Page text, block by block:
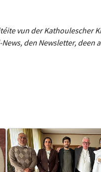
e vun der Kathoulescher
den Newsletter, deen